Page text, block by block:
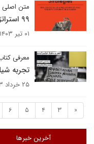
متن اصلی
۹۹ استراتژی مذاکره + دانلود کتاب
۰۱ تیر ۱۴۰۳
معرفی
تجربه
۲۵ خرداد ۱۴۰۳
«
3
4
5
6
آخرین خبرها